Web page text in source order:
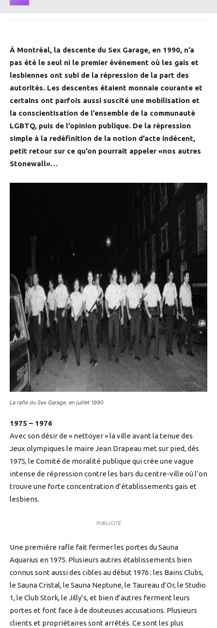
À Montréal, la descente du Sex Garage, en 1990, n’a
pas été le seul ni le premier événement où les gais et
lesbiennes ont subi de la répression de la part des
autorités. Les descentes étaient monnaie courante et
certains ont parfois aussi suscité une mobilisation et
la conscientisation de l’ensemble de la communauté
LGBTQ, puis de l’opinion publique. De la répression
simple à la redéfinition de la notion d’acte indécent,
petit retour sur ce qu’on pourrait appeler «nos autres
Stonewall»…
La rafle du Sex Garage, en juillet 1990
1975 – 1976
Avec son désir de « nettoyer » la ville avant la tenue des
Jeux olympiques le maire Jean Drapeau met sur pied, dès
1975, le Comité de moralité publique qui crée une vague
intense de répression contre les bars du centre-ville où l’on
trouve une forte concentration d’établissements gais et
lesbiens.
PUBLICITÉ
Une première rafle fait fermer les portes du Sauna
Aquarius en 1975. Plusieurs autres établissements bien
connus sont aussi des cibles au début 1976 : les Bains Clubs,
le Sauna Cristal, le Sauna Neptune, le Taureau d’Or, le Studio
1, le Club Stork, le Jilly’s, et bien d’autres ferment leurs
portes et font face à de douteuses accusations. Plusieurs
clients et propriétaires sont arrêtés. Ce sont les plus